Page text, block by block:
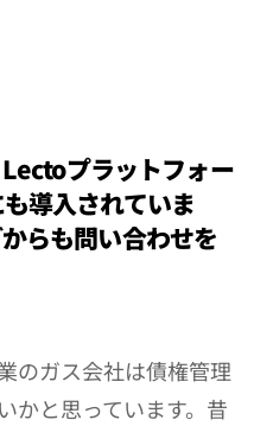
プラットフォー
導入されていま
らも問い合わせを
のガス会社は債権管理
かと思っています。昔